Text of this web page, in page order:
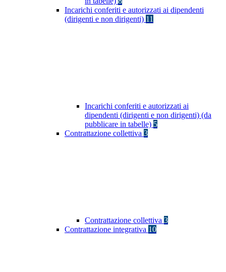
Incarichi conferiti e autorizzati ai dipendenti
(dirigenti e non dirigenti) 11
Incarichi conferiti e autorizzati ai
dipendenti (dirigenti e non dirigenti) (da
pubblicare in tabelle) 5
Contrattazione collettiva 3
Contrattazione collettiva 3
Contrattazione integrativa 10